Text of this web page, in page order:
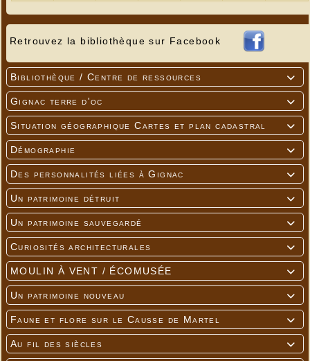
Retrouvez la bibliothèque sur Facebook

Bibliothèque / Centre de ressources

Gignac terre d'oc

Situation géographique Cartes et plan cadastral

Démographie

Des personnalités liées à Gignac

Un patrimoine détruit

Un patrimoine sauvegardé

Curiosités architecturales

MOULIN À VENT / ÉCOMUSÉE

Un patrimoine nouveau

Faune et flore sur le Causse de Martel

Au fil des siècles